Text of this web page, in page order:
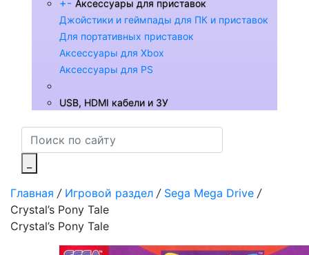
+- Аксессуары для приставок
Джойстики и геймпады для ПК и приставок
Для портативных приставок
Аксессуары для Xbox
Аксессуары для PS
USB, HDMI кабели и ЗУ
Главная / Игровой раздел / Sega Mega Drive /
Crystal’s Pony Tale
Crystal’s Pony Tale